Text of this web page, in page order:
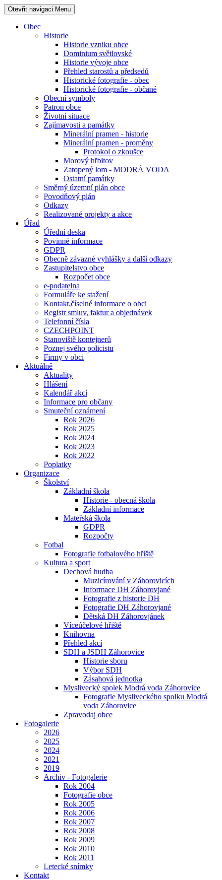
Otevřit navigaci Menu
Obec
Historie
Historie vzniku obce
Dominium světlovské
Historie vývoje obce
Přehled starostů a předsedů
Historické fotografie - obec
Historické fotografie - občané
Obecní symboly
Patron obce
Životní situace
Zajímavosti a památky
Minerální pramen - historie
Minerální pramen - proměny
Protokol o zkoušce
Morový hřbitov
Zatopený lom - MODRÁ VODA
Ostatní památky
Směrný územní plán obce
Povodňový plán
Odkazy
Realizované projekty a akce
Úřad
Úřední deska
Povinné informace
GDPR
Obecně závazné vyhlášky a další odkazy
Zastupitelstvo obce
Rozpočet obce
e-podatelna
Formuláře ke stažení
Kontakt,číselné informace o obci
Registr smluv, faktur a objednávek
Telefonní čísla
CZECHPOINT
Stanoviště kontejnerů
Poznej svého policistu
Firmy v obci
Aktuálně
Aktuality
Hlášení
Kalendář akcí
Informace pro občany
Smuteční oznámení
Rok 2026
Rok 2025
Rok 2024
Rok 2023
Rok 2022
Poplatky
Organizace
Školství
Základní škola
Historie - obecná škola
Základní informace
Mateřská škola
GDPR
Rozpočty
Fotbal
Fotografie fotbalového hřiště
Kultura a sport
Dechová hudba
Muzicírování v Záhorovicích
Informace DH Záhorovjané
Fotografie z historie DH
Fotografie DH Záhorovjané
Dětská DH Záhorovjánek
Víceúčelové hřiště
Knihovna
Přehled akcí
SDH a JSDH Záhorovice
Historie sboru
Výbor SDH
Zásahová jednotka
Myslivecký spolek Modrá voda Záhorovice
Fotografie Mysliveckého spolku Modrá
voda Záhorovice
Zpravodaj obce
Fotogalerie
2026
2025
2024
2021
2019
Archiv - Fotogalerie
Rok 2004
Fotografie obce
Rok 2005
Rok 2006
Rok 2007
Rok 2008
Rok 2009
Rok 2010
Rok 2011
Letecké snímky
Kontakt